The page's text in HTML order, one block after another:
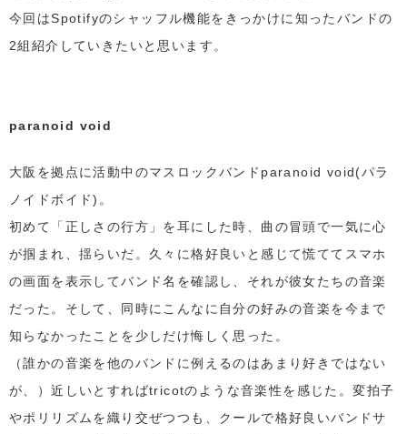
今回はSpotifyのシャッフル機能をきっかけに知ったバンドの
2組紹介していきたいと思います。
paranoid void
大阪を拠点に活動中のマスロックバンドparanoid void(パラ
ノイドボイド)。
初めて「正しさの行方」を耳にした時、曲の冒頭で一気に心
が掴まれ、揺らいだ。久々に格好良いと感じて慌ててスマホ
の画面を表示してバンド名を確認し、それが彼女たちの音楽
だった。そして、同時にこんなに自分の好みの音楽を今まで
知らなかったことを少しだけ悔しく思った。
（誰かの音楽を他のバンドに例えるのはあまり好きではない
が、）近しいとすればtricotのような音楽性を感じた。変拍子
やポリリズムを織り交ぜつつも、クールで格好良いバンドサ